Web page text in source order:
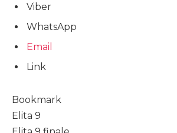
Viber
WhatsApp
Email
Link
Bookmark
Elita 9